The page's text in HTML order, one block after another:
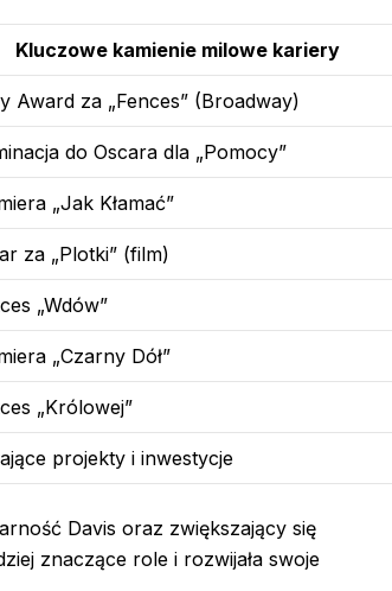
Kluczowe kamienie milowe kariery
Award za „Fences” (Broadway)
do Oscara dla „Pomocy”
„Jak Kłamać”
za „Plotki” (film)
„Wdów”
„Czarny Dół”
„Królowej”
projekty i inwestycje
Davis oraz zwiększający się
znaczące role i rozwijała swoje